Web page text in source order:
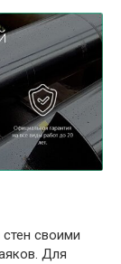
своими
Для